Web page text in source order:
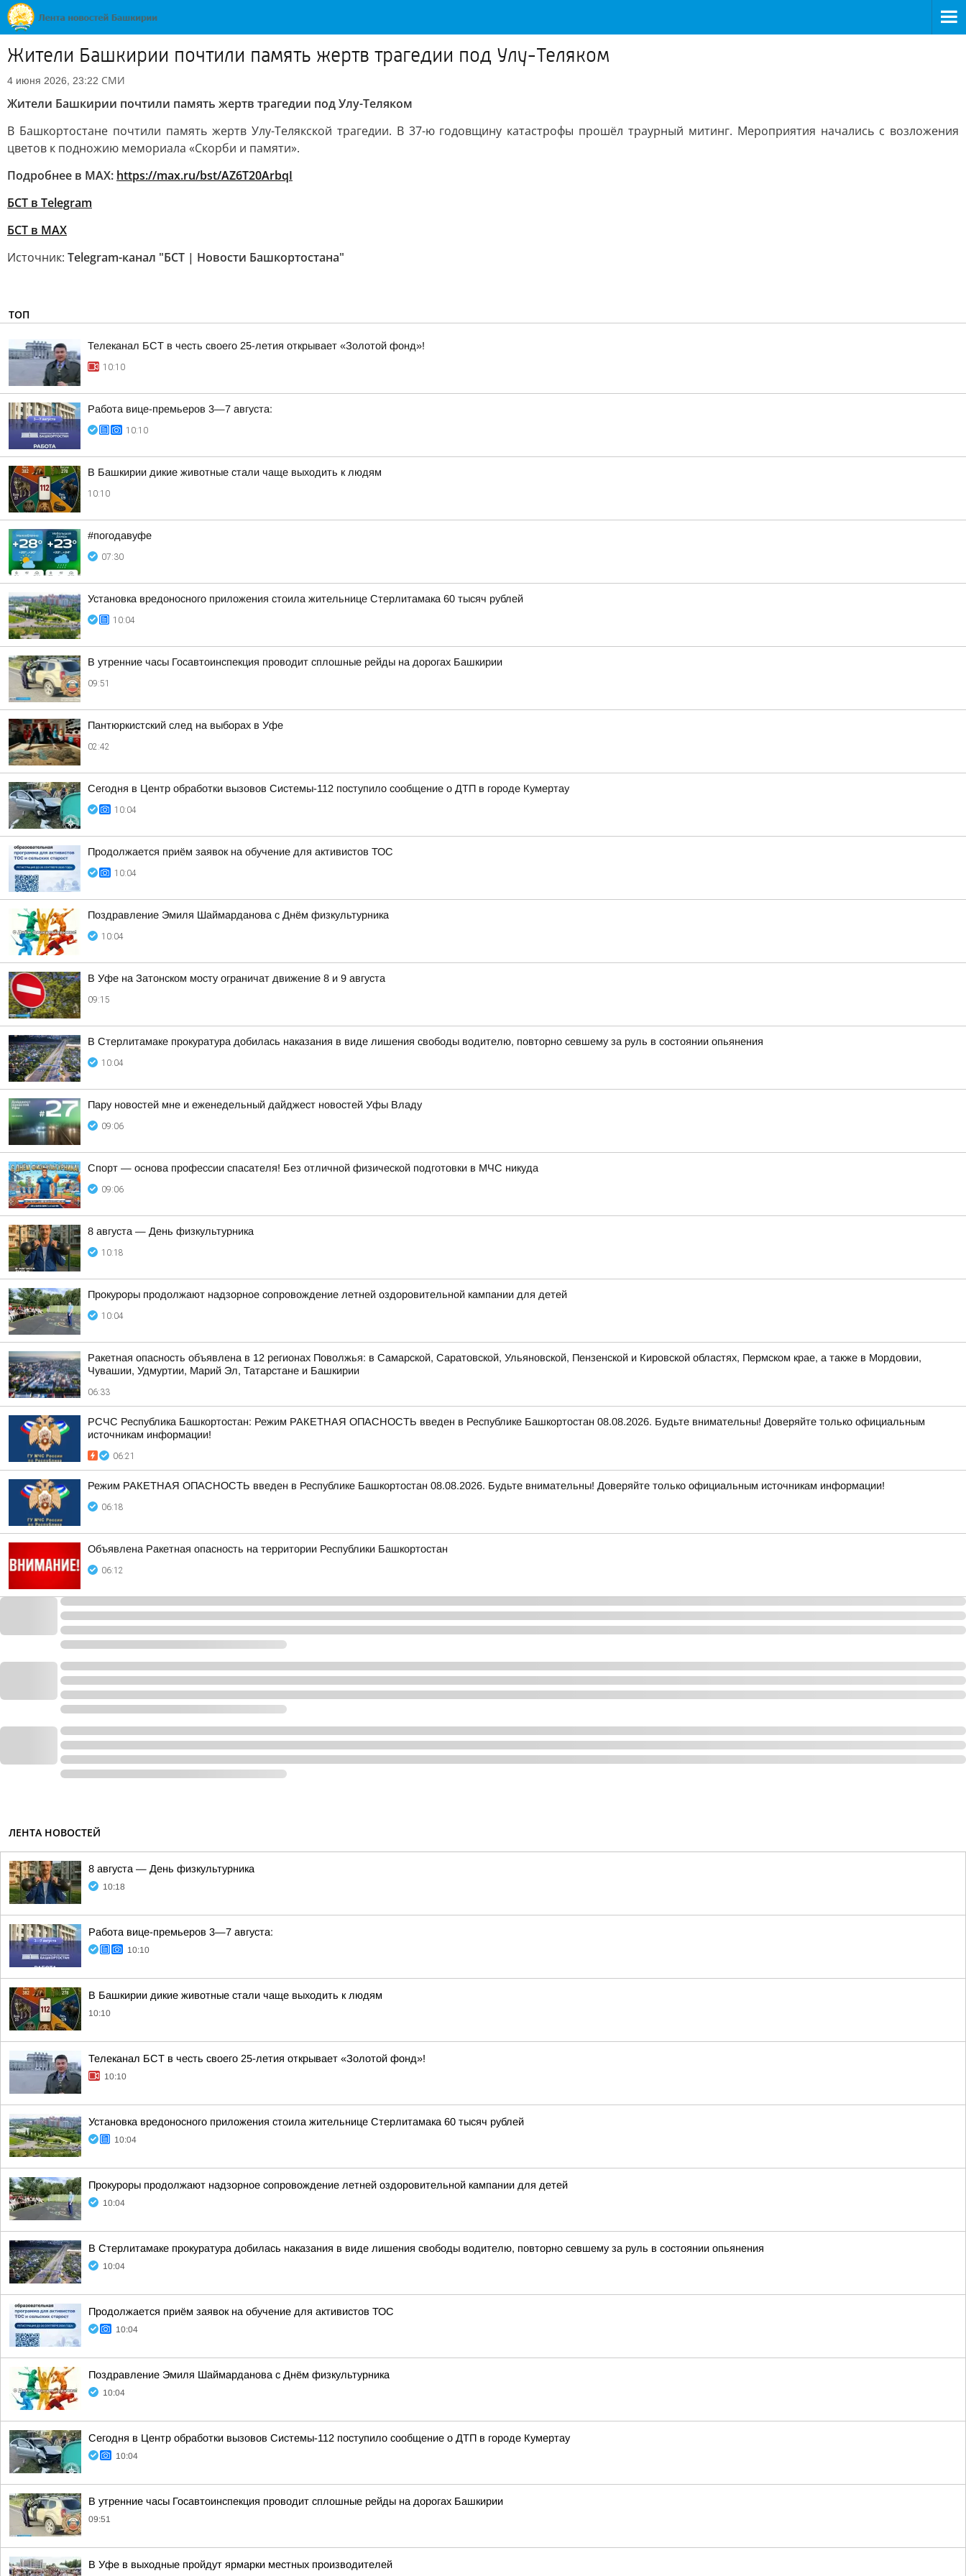
Жители Башкирии почтили память жертв трагедии под Улу-Теляком
4 июня 2026, 23:22 СМИ
Жители Башкирии почтили память жертв трагедии под Улу-Теляком
В Башкортостане почтили память жертв Улу-Телякской трагедии. В 37-ю годовщину катастрофы прошёл траурный митинг. Мероприятия начались с возложения
цветов к подножию мемориала «Скорби и памяти».
Подробнее в MAX: https://max.ru/bst/AZ6T20ArbqI
БСТ в Telegram
БСТ в МАХ
Источник: Telegram-канал "БСТ | Новости Башкортостана"
ТОП
Телеканал БСТ в честь своего 25-летия открывает «Золотой фонд»!
10:10
Работа вице-премьеров 3—7 августа:
10:10
В Башкирии дикие животные стали чаще выходить к людям
10:10
#погодавуфе
07:30
Установка вредоносного приложения стоила жительнице Стерлитамака 60 тысяч рублей
10:04
В утренние часы Госавтоинспекция проводит сплошные рейды на дорогах Башкирии
09:51
Пантюркистский след на выборах в Уфе
02:42
Сегодня в Центр обработки вызовов Системы-112 поступило сообщение о ДТП в городе Кумертау
10:04
Продолжается приём заявок на обучение для активистов ТОС
10:04
Поздравление Эмиля Шаймарданова с Днём физкультурника
10:04
В Уфе на Затонском мосту ограничат движение 8 и 9 августа
09:15
В Стерлитамаке прокуратура добилась наказания в виде лишения свободы водителю, повторно севшему за руль в состоянии опьянения
10:04
Пару новостей мне и еженедельный дайджест новостей Уфы Владу
09:06
Спорт — основа профессии спасателя! Без отличной физической подготовки в МЧС никуда
09:06
8 августа — День физкультурника
10:18
Прокуроры продолжают надзорное сопровождение летней оздоровительной кампании для детей
10:04
Ракетная опасность объявлена в 12 регионах Поволжья: в Самарской, Саратовской, Ульяновской, Пензенской и Кировской областях, Пермском крае, а также в Мордовии,
Чувашии, Удмуртии, Марий Эл, Татарстане и Башкирии
06:33
РСЧС Республика Башкортостан: Режим РАКЕТНАЯ ОПАСНОСТЬ введен в Республике Башкортостан 08.08.2026. Будьте внимательны! Доверяйте только официальным
источникам информации!
06:21
Режим РАКЕТНАЯ ОПАСНОСТЬ введен в Республике Башкортостан 08.08.2026. Будьте внимательны! Доверяйте только официальным источникам информации!
06:18
Объявлена Ракетная опасность на территории Республики Башкортостан
06:12
ЛЕНТА НОВОСТЕЙ
8 августа — День физкультурника
10:18
Работа вице-премьеров 3—7 августа:
10:10
В Башкирии дикие животные стали чаще выходить к людям
10:10
Телеканал БСТ в честь своего 25-летия открывает «Золотой фонд»!
10:10
Установка вредоносного приложения стоила жительнице Стерлитамака 60 тысяч рублей
10:04
Прокуроры продолжают надзорное сопровождение летней оздоровительной кампании для детей
10:04
В Стерлитамаке прокуратура добилась наказания в виде лишения свободы водителю, повторно севшему за руль в состоянии опьянения
10:04
Продолжается приём заявок на обучение для активистов ТОС
10:04
Поздравление Эмиля Шаймарданова с Днём физкультурника
10:04
Сегодня в Центр обработки вызовов Системы-112 поступило сообщение о ДТП в городе Кумертау
10:04
В утренние часы Госавтоинспекция проводит сплошные рейды на дорогах Башкирии
09:51
В Уфе в выходные пройдут ярмарки местных производителей